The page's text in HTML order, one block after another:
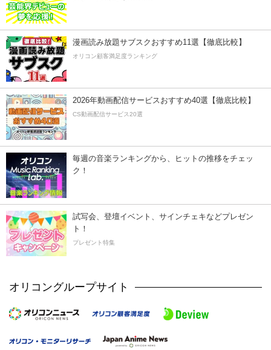
漫画読み放題サブスクおすすめ11選【徹底比較】
オリコン顧客満足度ランキング
2026年動画配信サービスおすすめ40選【徹底比較】
CS動画配信サービス20選
毎週の音楽ランキングから、ヒットの推移をチェッ
ク！
試写会、登壇イベント、サインチェキなどプレゼン
ト！
プレゼント特集
オリコングループサイト